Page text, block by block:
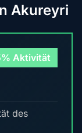
Akureyri
Aktivität
des